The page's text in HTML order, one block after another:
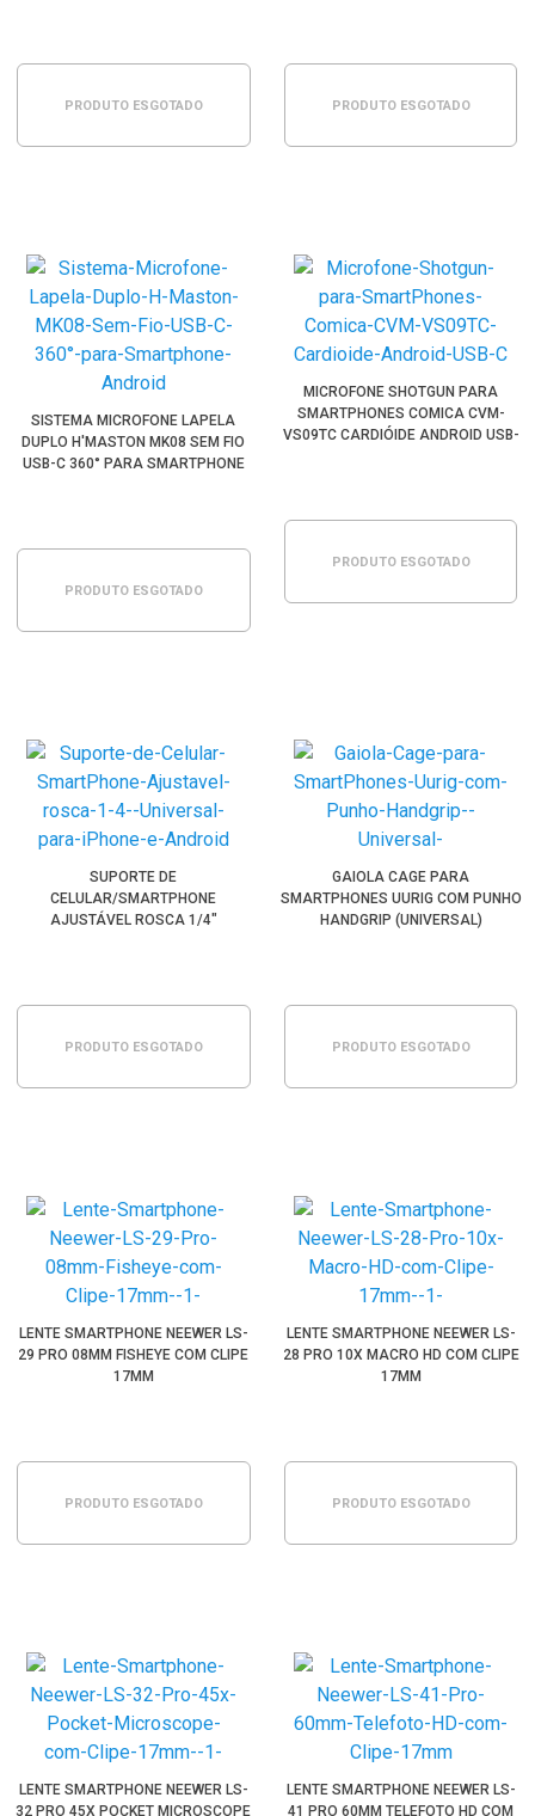
PRODUTO ESGOTADO PRODUTO ESGOTADO
SISTEMA MICROFONE LAPELA
DUPLO H'MASTON MK08 SEM FIO
USB-C 360° PARA SMARTPHONE
PRODUTO ESGOTADO
MICROFONE SHOTGUN PARA
SMARTPHONES COMICA CVM-
VS09TC CARDIÓIDE ANDROID USB-
PRODUTO ESGOTADO
SUPORTE DE
CELULAR/SMARTPHONE
AJUSTÁVEL ROSCA 1/4"
PRODUTO ESGOTADO
GAIOLA CAGE PARA
SMARTPHONES UURIG COM PUNHO
HANDGRIP (UNIVERSAL)
PRODUTO ESGOTADO
LENTE SMARTPHONE NEEWER LS-
29 PRO 08MM FISHEYE COM CLIPE
17MM
PRODUTO ESGOTADO
LENTE SMARTPHONE NEEWER LS-
28 PRO 10X MACRO HD COM CLIPE
17MM
PRODUTO ESGOTADO
LENTE SMARTPHONE NEEWER LS-
32 PRO 45X POCKET MICROSCOPE
LENTE SMARTPHONE NEEWER LS-
41 PRO 60MM TELEFOTO HD COM